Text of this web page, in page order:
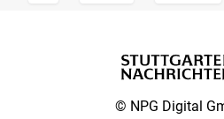
© NPG Digital